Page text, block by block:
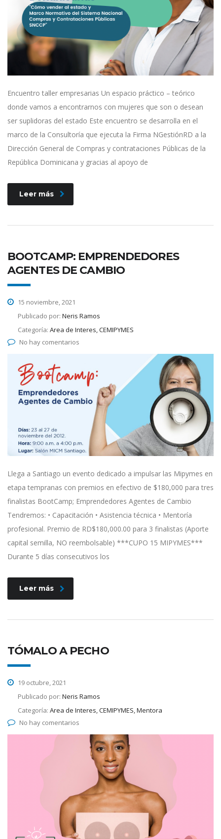
Encuentro taller empresarias Un espacio práctico – teórico
donde vamos a encontrarnos con mujeres que son o desean
ser suplidoras del estado Este encuentro se desarrolla en el
marco de la Consultoría que ejecuta la Firma NGestiónRD a la
Dirección General de Compras y contrataciones Públicas de la
República Dominicana y gracias al apoyo de
Leer más
BOOTCAMP: EMPRENDEDORES
AGENTES DE CAMBIO
15 noviembre, 2021
Publicado por: Neris Ramos
Categoría: Area de Interes, CEMIPYMES
No hay comentarios
Llega a Santiago un evento dedicado a impulsar las Mipymes en
etapa tempranas con premios en efectivo de $180,000 para tres
finalistas BootCamp; Emprendedores Agentes de Cambio
Tendremos: • Capacitación • Asistencia técnica • Mentoría
profesional. Premio de RD$180,000.00 para 3 finalistas (Aporte
capital semilla, NO reembolsable) ***CUPO 15 MIPYMES***
Durante 5 días consecutivos los
Leer más
TÓMALO A PECHO
19 octubre, 2021
Publicado por: Neris Ramos
Categoría: Area de Interes, CEMIPYMES, Mentora
No hay comentarios